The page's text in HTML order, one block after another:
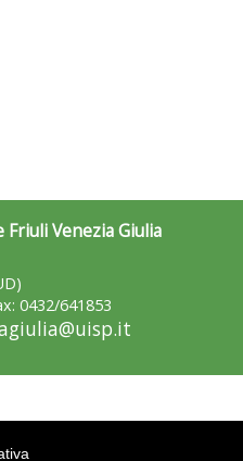
Venezia Giulia
0432/641853